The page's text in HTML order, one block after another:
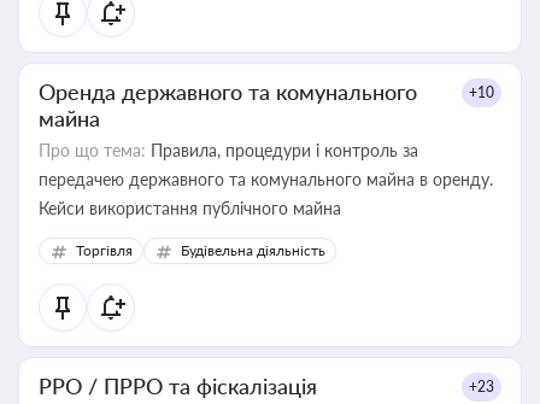
Оренда державного та комунального
майна
+10
Про що тема: Правила, процедури і контроль за
передачею державного та комунального майна в оренду.
Кейси використання публічного майна
Торгівля Будівельна діяльність
РРО / ПРРО та фіскалізація +23